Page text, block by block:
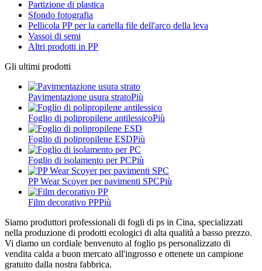
Partizione di plastica
Sfondo fotografia
Pellicola PP per la cartella file dell'arco della leva
Vassoi di semi
Altri prodotti in PP
Gli ultimi prodotti
Pavimentazione usura stratoPiù
Foglio di polipropilene antilessicoPiù
Foglio di polipropilene ESDPiù
Foglio di isolamento per PCPiù
PP Wear Scoyer per pavimenti SPCPiù
Film decorativo PPPiù
Siamo produttori professionali di fogli di ps in Cina, specializzati
nella produzione di prodotti ecologici di alta qualità a basso prezzo.
Vi diamo un cordiale benvenuto al foglio ps personalizzato di
vendita calda a buon mercato all'ingrosso e ottenete un campione
gratuito dalla nostra fabbrica.